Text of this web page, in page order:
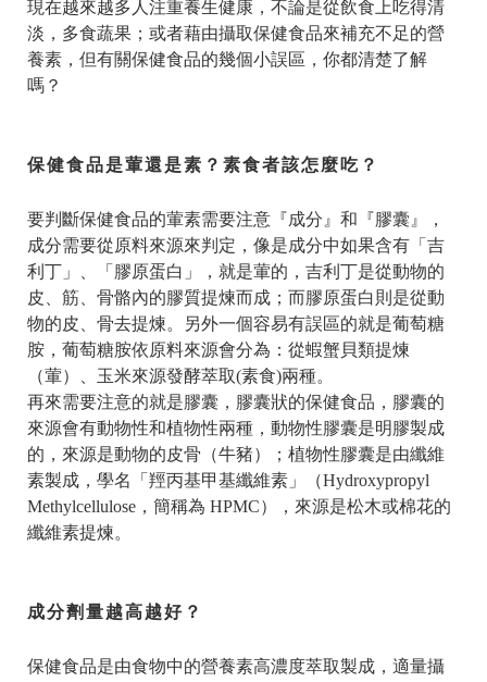
現在越來越多人注重養生健康，不論是從飲食上吃得清
淡，多食蔬果；或者藉由攝取保健食品來補充不足的營
養素，但有關保健食品的幾個小誤區，你都清楚了解
嗎？
保健食品是葷還是素？素食者該怎麼吃？
要判斷保健食品的葷素需要注意『成分』和『膠囊』，
成分需要從原料來源來判定，像是成分中如果含有「吉
利丁」、「膠原蛋白」，就是葷的，吉利丁是從動物的
皮、筋、骨骼內的膠質提煉而成；而膠原蛋白則是從動
物的皮、骨去提煉。另外一個容易有誤區的就是葡萄糖
胺，葡萄糖胺依原料來源會分為：從蝦蟹貝類提煉
（葷）、玉米來源發酵萃取(素食)兩種。
再來需要注意的就是膠囊，膠囊狀的保健食品，膠囊的
來源會有動物性和植物性兩種，動物性膠囊是明膠製成
的，來源是動物的皮骨（牛豬）；植物性膠囊是由纖維
素製成，學名「羥丙基甲基纖維素」（Hydroxypropyl
Methylcellulose，簡稱為 HPMC），來源是松木或棉花的
纖維素提煉。
成分劑量越高越好？
保健食品是由食物中的營養素高濃度萃取製成，適量攝